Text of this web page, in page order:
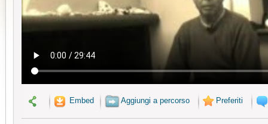
Embed Aggiungi a percorso Preferiti